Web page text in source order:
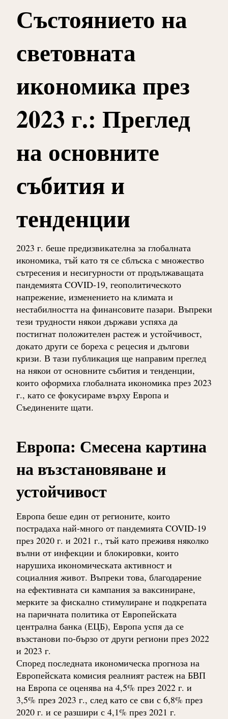
Състоянието на
световната
икономика през
2023 г.: Преглед
на основните
събития и
тенденции
2023 г. беше предизвикателна за глобалната
икономика, тъй като тя се сблъска с множество
сътресения и несигурности от продължаващата
пандемията COVID-19, геополитическото
напрежение, изменението на климата и
нестабилността на финансовите пазари. Въпреки
тези трудности някои държави успяха да
постигнат положителен растеж и устойчивост,
докато други се бореха с рецесия и дългови
кризи. В тази публикация ще направим преглед
на някои от основните събития и тенденции,
които оформиха глобалната икономика през 2023
г., като се фокусираме върху Европа и
Съединените щати.
Европа: Смесена картина
на възстановяване и
устойчивост
Европа беше един от регионите, които
пострадаха най-много от пандемията COVID-19
през 2020 г. и 2021 г., тъй като преживя няколко
вълни от инфекции и блокировки, които
нарушиха икономическата активност и
социалния живот. Въпреки това, благодарение
на ефективната си кампания за ваксиниране,
мерките за фискално стимулиране и подкрепата
на паричната политика от Европейската
централна банка (ЕЦБ), Европа успя да се
възстанови по-бързо от други региони през 2022
и 2023 г.
Според последната икономическа прогноза на
Европейската комисия реалният растеж на БВП
на Европа се оценява на 4,5% през 2022 г. и
3,5% през 2023 г., след като се сви с 6,8% през
2020 г. и се разшири с 4,1% през 2021 г.